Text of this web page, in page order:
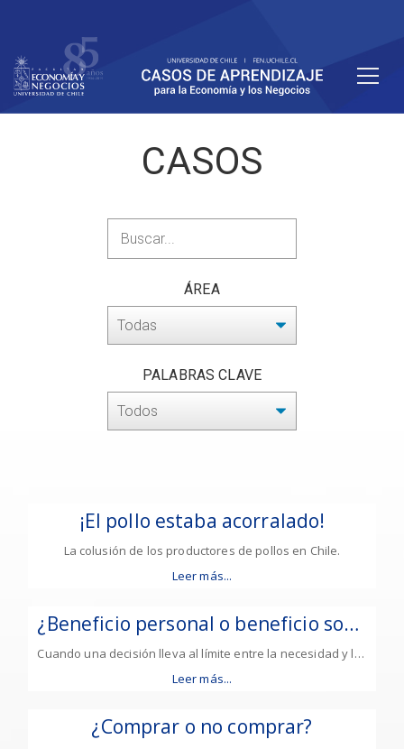
CASOS
casos
clave.
ÁREA
Busca
PALABRAS CLAVE
Busca
¡El pollo estaba acorralado!
La colusión de los productores de pollos en Chile.
Leer más...
¿Beneficio personal o beneficio social?
Cuando una decisión lleva al límite entre la necesidad y la ambición.
Leer más...
¿Comprar o no comprar?